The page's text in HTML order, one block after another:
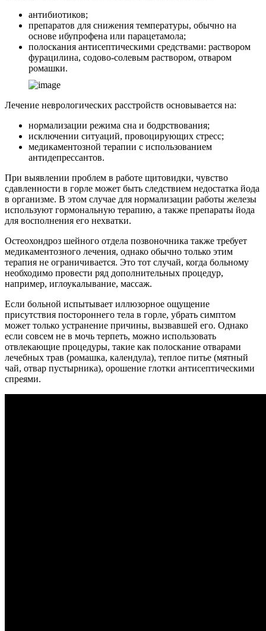
антибиотиков;
препаратов для снижения температуры, обычно на
основе ибупрофена или парацетамола;
полоскания антисептическими средствами: раствором
фурацилина, содово-солевым раствором, отваром
ромашки.
Лечение неврологических расстройств основывается на:
нормализации режима сна и бодрствования;
исключении ситуаций, провоцирующих стресс;
медикаментозной терапии с использованием
антидепрессантов.
При выявлении проблем в работе щитовидки, чувство
сдавленности в горле может быть следствием недостатка йода
в организме. В этом случае для нормализации работы железы
используют гормональную терапию, а также препараты йода
для восполнения его нехватки.
Остеохондроз шейного отдела позвоночника также требует
медикаментозного лечения, однако обычно только этим
терапия не ограничивается. Это тот случай, когда больному
необходимо провести ряд дополнительных процедур,
например, иглоукалывание, массаж.
Если больной испытывает иллюзорное ощущение
присутствия постороннего тела в горле, убрать симптом
может только устранение причины, вызвавшей его. Однако
если совсем не в мочь терпеть, можно использовать
отвлекающие процедуры, такие как полоскание отварами
лечебных трав (ромашка, календула), теплое питье (мятный
чай, отвар пустырника), орошение глотки антисептическими
спреями.